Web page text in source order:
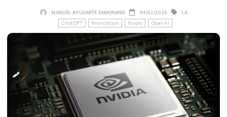
MANUEL AYUDARTE ZAMORANO 04/02/2026 I.A
ChatGPT financiación Nvidia OpenAI